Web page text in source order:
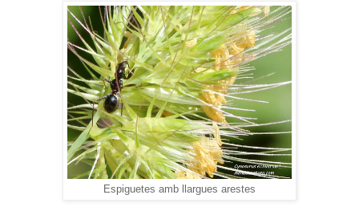
Espiguetes amb llargues arestes